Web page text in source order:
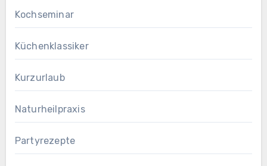
Kochseminar
Küchenklassiker
Kurzurlaub
Naturheilpraxis
Partyrezepte